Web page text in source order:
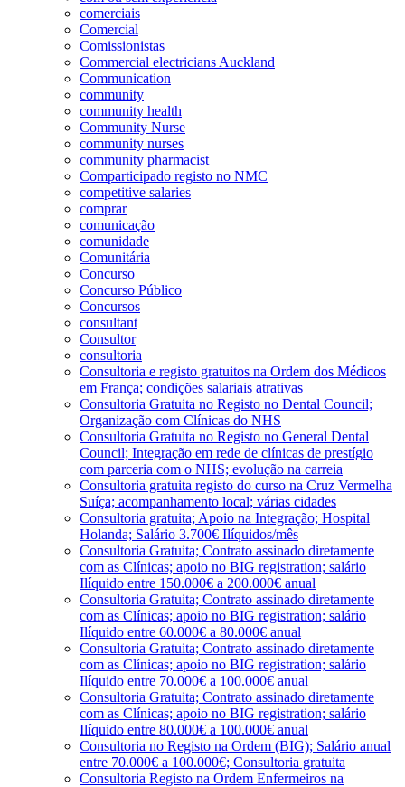
comerciais
Comercial
Comissionistas
Commercial electricians Auckland
Communication
community
community health
Community Nurse
community nurses
community pharmacist
Comparticipado registo no NMC
competitive salaries
comprar
comunicação
comunidade
Comunitária
Concurso
Concurso Público
Concursos
consultant
Consultor
consultoria
Consultoria e registo gratuitos na Ordem dos Médicos
em França; condições salariais atrativas
Consultoria Gratuita no Registo no Dental Council;
Organização com Clínicas do NHS
Consultoria Gratuita no Registo no General Dental
Council; Integração em rede de clínicas de prestígio
com parceria com o NHS; evolução na carreia
Consultoria gratuita registo do curso na Cruz Vermelha
Suíça; acompanhamento local; várias cidades
Consultoria gratuita; Apoio na Integração; Hospital
Holanda; Salário 3.700€ Ilíquidos/mês
Consultoria Gratuita; Contrato assinado diretamente
com as Clínicas; apoio no BIG registration; salário
Ilíquido entre 150.000€ a 200.000€ anual
Consultoria Gratuita; Contrato assinado diretamente
com as Clínicas; apoio no BIG registration; salário
Ilíquido entre 60.000€ a 80.000€ anual
Consultoria Gratuita; Contrato assinado diretamente
com as Clínicas; apoio no BIG registration; salário
Ilíquido entre 70.000€ a 100.000€ anual
Consultoria Gratuita; Contrato assinado diretamente
com as Clínicas; apoio no BIG registration; salário
Ilíquido entre 80.000€ a 100.000€ anual
Consultoria no Registo na Ordem (BIG); Salário anual
entre 70.000€ a 100.000€; Consultoria gratuita
Consultoria Registo na Ordem Enfermeiros na